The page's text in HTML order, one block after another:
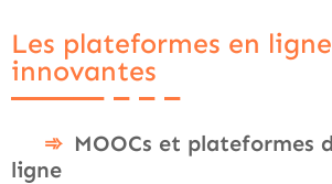
Les plateformes en ligne
innovantes
MOOCs et plateformes
ligne